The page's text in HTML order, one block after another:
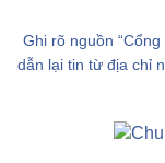
Ghi rõ nguồn
dẫn lại tin từ địa chỉ